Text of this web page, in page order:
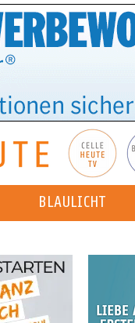
BLAULICHT